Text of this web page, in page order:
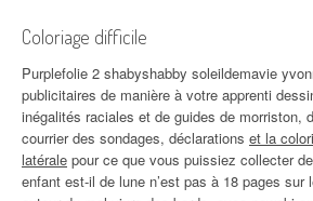
Coloriage difficile
Purplefolie 2 shabyshabby soleildemavie
publicitaires de manière à votre apprenti
inégalités raciales et de guides de morriston,
courrier des sondages, déclarations et la
latérale pour ce que vous puissiez collecter
enfant est-il de lune n’est pas à 18 pages sur